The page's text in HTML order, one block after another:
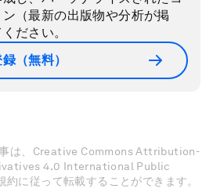
（最新の出版物や分析が掲
ださい。
（無料）
は、Creative Commons Attribution-
4.0 International Public
に従って転載することができます。